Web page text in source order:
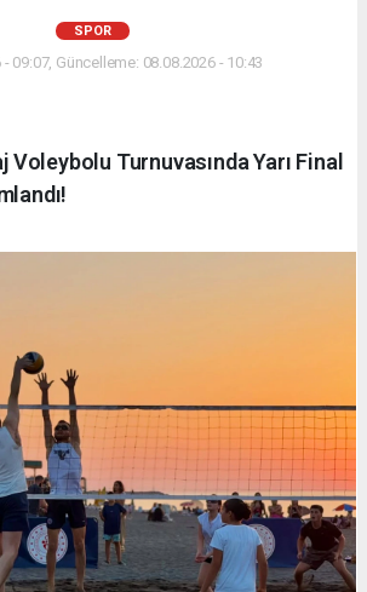
SPOR
- 09:07, Güncelleme: 08.08.2026 - 10:43
Voleybolu Turnuvasında Yarı Final